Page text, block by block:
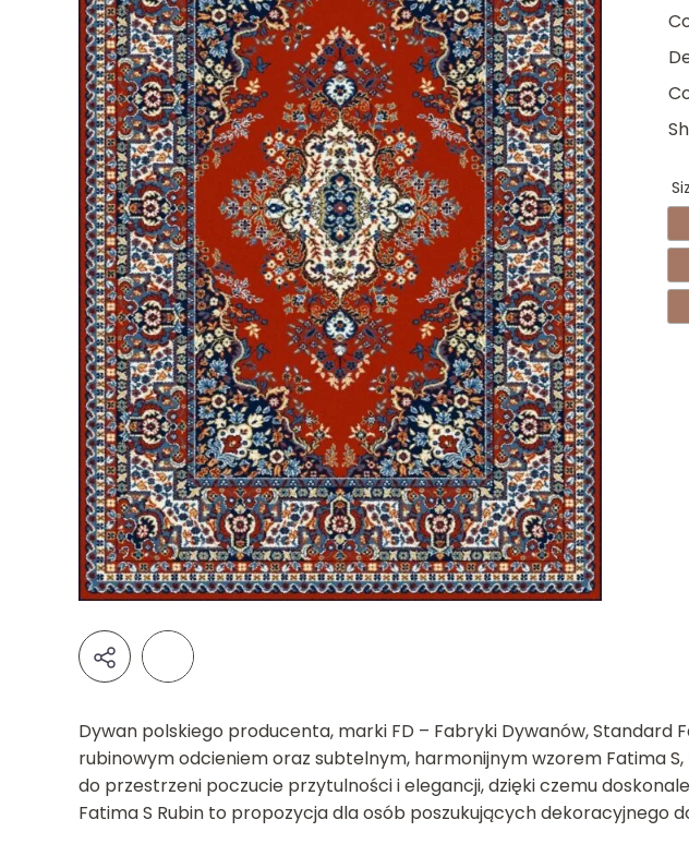
Dywan polskiego producenta, marki FD – Fabryki Dywanów,
rubinowym odcieniem oraz subtelnym, harmonijnym wzorem Fatima
do przestrzeni poczucie przytulności i elegancji, dzięki czemu
Fatima S Rubin to propozycja dla osób poszukujących dekoracyjnego